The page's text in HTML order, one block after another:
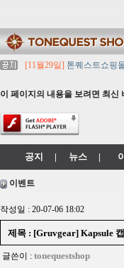
[11월29일] 톤퀘스트쇼핑
[11월29일][대리점 모집]
[11월29일]
2021년 추석
이 페이지의 내용을 보려면 최신
공지 | 뉴스 |
이벤트
작성일 : 20-07-06 18:02
제목 : [Gruvgear] Kapsule
글쓴이 : tonequestshop